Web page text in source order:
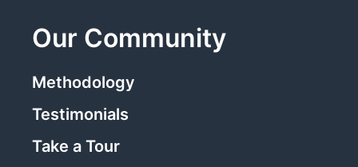
Our Community
Methodology
Testimonials
Take a Tour